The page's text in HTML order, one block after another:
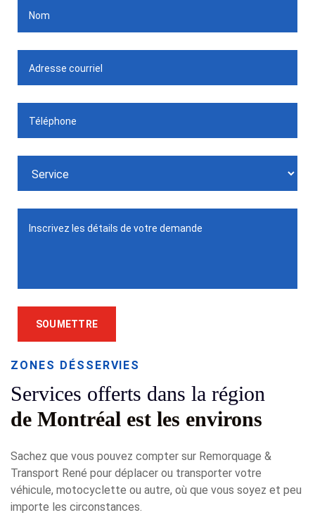
ZONES DÉSSERVIES
Services offerts dans la région
de Montréal est les environs
Sachez que vous pouvez compter sur Remorquage &
Transport René pour déplacer ou transporter votre
véhicule, motocyclette ou autre, où que vous soyez et peu
importe les circonstances.